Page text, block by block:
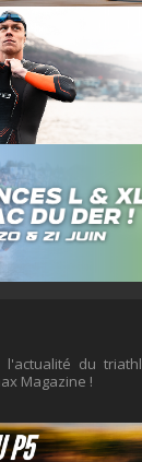
l'actualité du
Magazine !